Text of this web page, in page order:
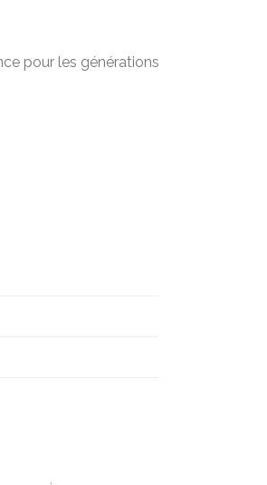
pour les générations